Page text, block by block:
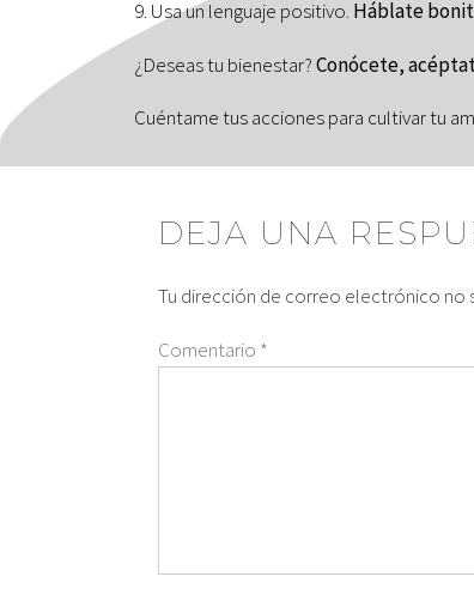
9. Usa un lenguaje positivo. Háblate
¿Deseas tu bienestar?Conócete,
Cuéntame tus acciones para cultivar tu
DEJA UNA
Tu dirección de correo electrónico no
Comentario *